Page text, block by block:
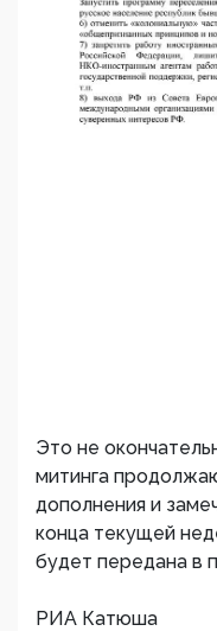
Это не
митинга
дополнения и
конца текущей
будет передана в
РИА Катюша